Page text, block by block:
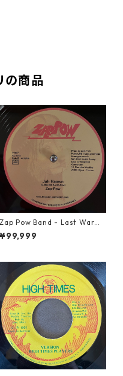
の商品
Zap Pow Band - Last War【1
2-50056】
¥99,999